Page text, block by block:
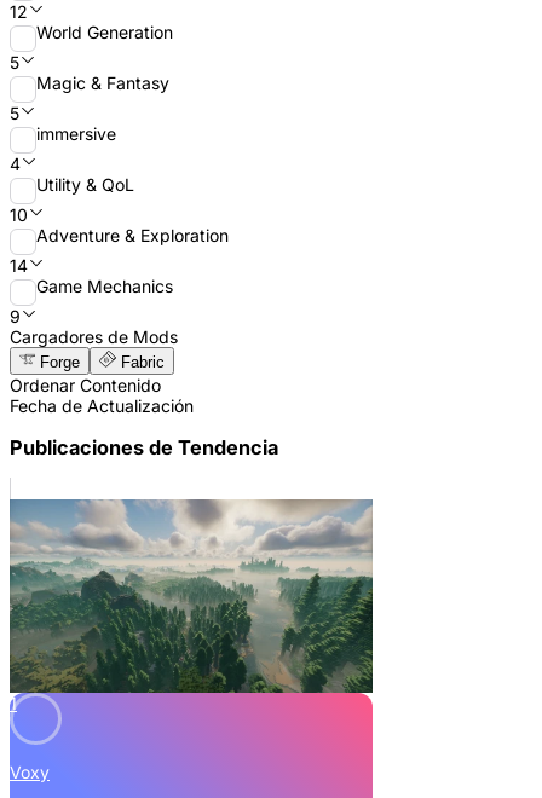
12
World Generation
5
Magic & Fantasy
5
immersive
4
Utility & QoL
10
Adventure & Exploration
14
Game Mechanics
9
Cargadores de Mods
Forge Fabric
Ordenar Contenido
Fecha de Actualización
Publicaciones de Tendencia
1
Voxy